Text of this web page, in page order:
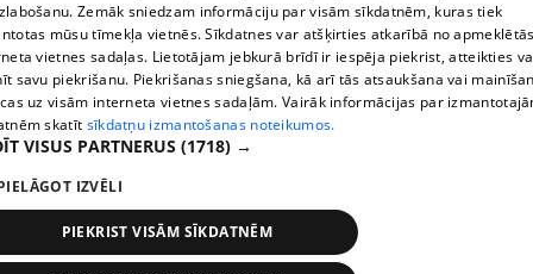
Zemāk sniedzam informāciju par visām sīkdatnēm, kuras tiek
mūsu tīmekļa vietnēs. Sīkdatnes var atšķirties atkarībā no
vietnes sadaļas. Lietotājam jebkurā brīdī ir iespēja piekrist, atteikties
savu piekrišanu. Piekrišanas sniegšana, kā arī tās atsaukšana vai
uz visām interneta vietnes sadaļām. Vairāk informācijas par
skatīt sīkdatņu izmantošanas noteikumos.
VISUS PARTNERUS (1718) →
IZVĒLI
PIEKRIST VISĀM SĪKDATNĒM